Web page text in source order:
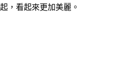
，看起來更加美麗。